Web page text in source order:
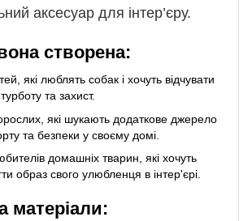
аксесуар для інтер’єру.
створена:
які люблять собак і хочуть відчувати
та захист.
які шукають додаткове джерело
та безпеки у своєму домі.
домашніх тварин, які хочуть
образ свого улюбленця в інтер'єрі.
матеріали: